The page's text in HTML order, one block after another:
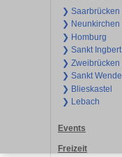
❯ Saarbrücken
❯ Neunkirchen
❯ Homburg
❯ Sankt Ingbert
❯ Zweibrücken
❯ Sankt Wendel
❯ Blieskastel
❯ Lebach
Events
Freizeit